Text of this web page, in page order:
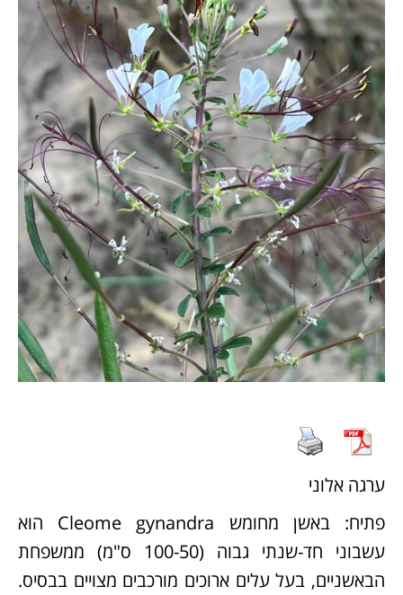
ערגה אלוני
פתיח: באשן מחומש Cleome gynandra הוא
עשבוני חד-שנתי גבוה (100-50 ס"מ) ממשפחת
הבאשניים, בעל עלים ארוכים מורכבים מצויים בבסיס.